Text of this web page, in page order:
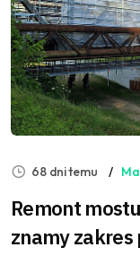
68 dni temu
Remont
znamy zakres